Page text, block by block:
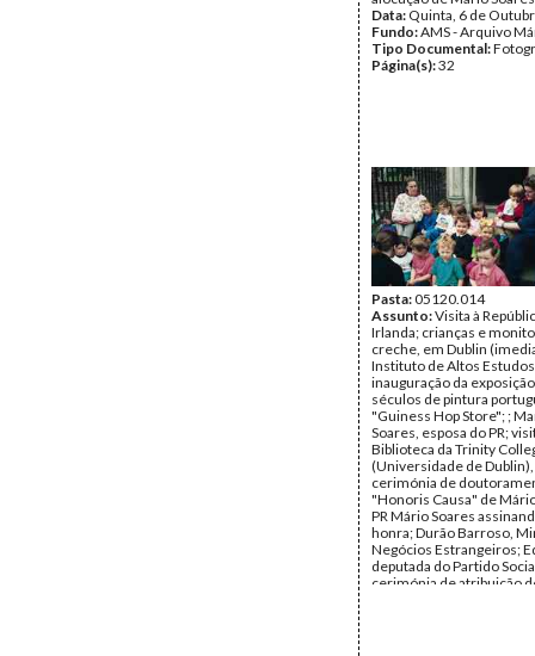
Data: Quinta, 6 de
Fundo:AMS - Arquivo
Tipo Documental:
Página(s):32
Pasta:05120.014
Assunto:Visita à
Irlanda; crianças e
creche, em Dublin
Instituto de Altos
inauguração da
séculos de pintura
"Guiness Hop Store"; ;
Soares, esposa do PR;
Biblioteca da Trinity
(Universidade de Dublin),
cerimónia de
"Honoris Causa" de
PR Mário Soares
honra; Durão Barroso,
Negócios Estrangeiros;
deputada do Partido
cerimónia de atribuição